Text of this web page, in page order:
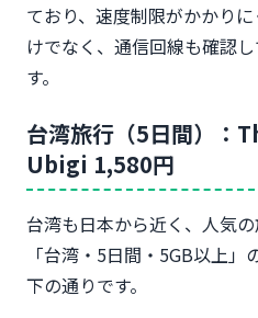
ており、速度制限がかかり
けでなく、通信回線も確認
す。
台湾旅行（5日間）：
Ubigi 1,580円
台湾も日本から近く、人気
「台湾・5日間・5GB以上
下の通りです。